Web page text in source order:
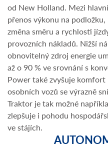
od New Holland. Mezi
přenos výkonu na
změna směru a rychlosti
provozních nákladů. Nižší
obnovitelný zdroj energie
až o 90 % ve srovnání s
Power také zvyšuje
osobních vozů se výrazně
Traktor je tak možné
zlepšuje i pohodu
ve stájích.